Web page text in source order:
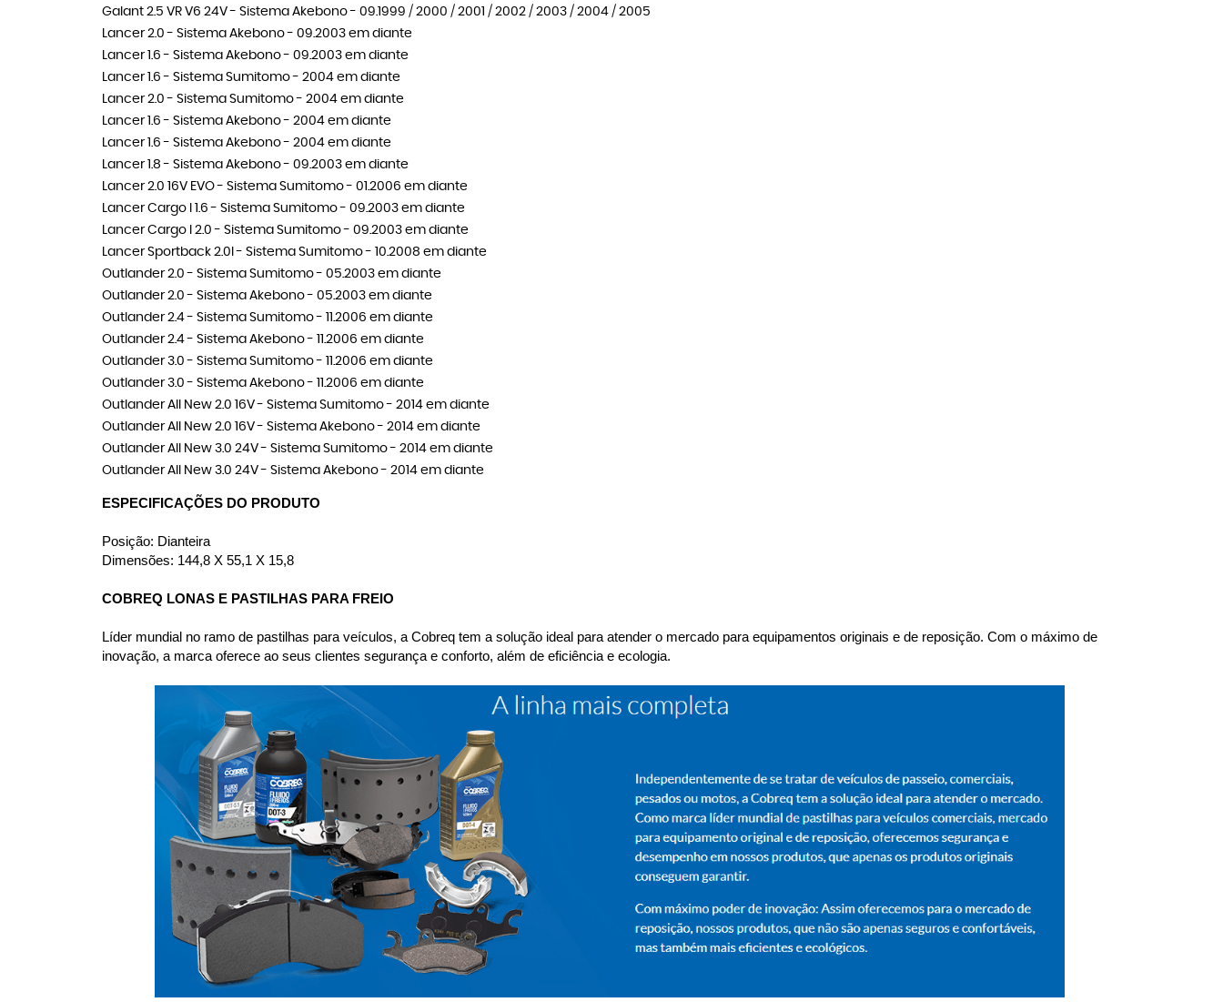
Galant 2.5 VR V6 24V - Sistema Akebono - 09.1999 / 2000 / 2001 / 2002 / 2003 / 2004 / 2005
Lancer 2.0 - Sistema Akebono - 09.2003 em diante
Lancer 1.6 - Sistema Akebono - 09.2003 em diante
Lancer 1.6 - Sistema Sumitomo - 2004 em diante
Lancer 2.0 - Sistema Sumitomo - 2004 em diante
Lancer 1.6 - Sistema Akebono - 2004 em diante
Lancer 1.6 - Sistema Akebono - 2004 em diante
Lancer 1.8 - Sistema Akebono - 09.2003 em diante
Lancer 2.0 16V EVO - Sistema Sumitomo - 01.2006 em diante
Lancer Cargo I 1.6 - Sistema Sumitomo - 09.2003 em diante
Lancer Cargo I 2.0 - Sistema Sumitomo - 09.2003 em diante
Lancer Sportback 2.0I - Sistema Sumitomo - 10.2008 em diante
Outlander 2.0 - Sistema Sumitomo - 05.2003 em diante
Outlander 2.0 - Sistema Akebono - 05.2003 em diante
Outlander 2.4 - Sistema Sumitomo - 11.2006 em diante
Outlander 2.4 - Sistema Akebono - 11.2006 em diante
Outlander 3.0 - Sistema Sumitomo - 11.2006 em diante
Outlander 3.0 - Sistema Akebono - 11.2006 em diante
Outlander All New 2.0 16V - Sistema Sumitomo - 2014 em diante
Outlander All New 2.0 16V - Sistema Akebono - 2014 em diante
Outlander All New 3.0 24V - Sistema Sumitomo - 2014 em diante
Outlander All New 3.0 24V - Sistema Akebono - 2014 em diante
ESPECIFICAÇÕES DO PRODUTO
Posição: Dianteira
Dimensões: 144,8 X 55,1 X 15,8
COBREQ LONAS E PASTILHAS PARA FREIO
Líder mundial no ramo de pastilhas para veículos, a Cobreq tem a solução ideal para atender o mercado para equipamentos originais e de reposição. Com o máximo de
inovação, a marca oferece ao seus clientes segurança e conforto, além de eficiência e ecologia.